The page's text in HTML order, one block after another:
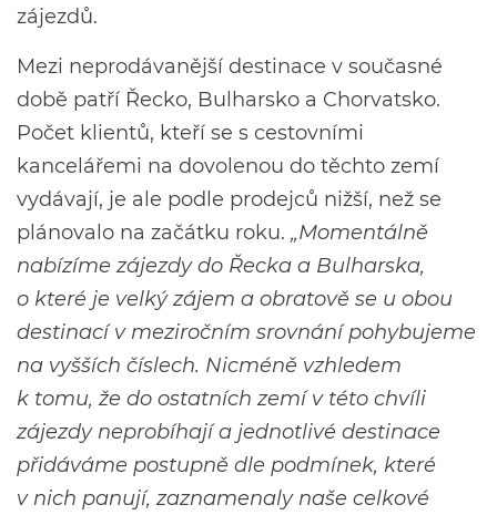
zájezdů.
Mezi neprodávanější destinace v současné
době patří Řecko, Bulharsko a Chorvatsko.
Počet klientů, kteří se s cestovními
kancelářemi na dovolenou do těchto zemí
vydávají, je ale podle prodejců nižší, než se
plánovalo na začátku roku. „Momentálně
nabízíme zájezdy do Řecka a Bulharska,
o které je velký zájem a obratově se u obou
destinací v meziročním srovnání pohybujeme
na vyšších číslech. Nicméně vzhledem
k tomu, že do ostatních zemí v této chvíli
zájezdy neprobíhají a jednotlivé destinace
přidáváme postupně dle podmínek, které
v nich panují, zaznamenaly naše celkové